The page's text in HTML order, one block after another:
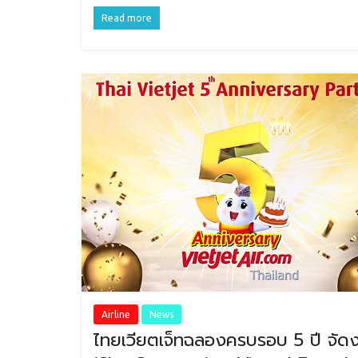
Read more
Airline News
ไทยเวียตเจ็ทฉลองครบรอบ 5 ปี จัด